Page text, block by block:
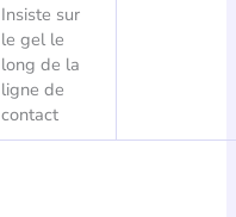
Insiste sur
le gel le
long de la
ligne de
contact